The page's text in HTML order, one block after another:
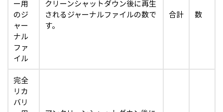
ー用
のジ
ャー
ナル
ファ
イル
クリーンシャットダウン後に再生
されるジャーナルファイルの数で
す。
合計 数
完全
リカ
バリ